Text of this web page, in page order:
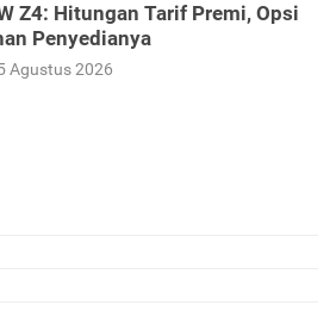
Z4: Hitungan Tarif Premi, Opsi
Penyedianya
Agustus 2026